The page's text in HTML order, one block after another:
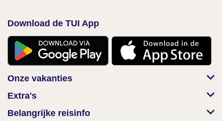
Download de TUI App
Onze vakanties
Extra's
Belangrijke reisinfo